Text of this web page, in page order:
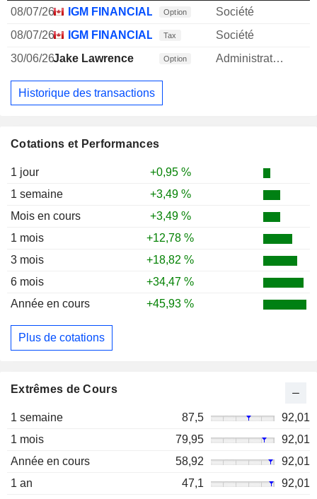
Cotations et Performances
1 jour
+0,95 %
1 semaine
+3,49 %
Mois en cours
+3,49 %
1 mois
+12,78 %
3 mois
+18,82 %
6 mois
+34,47 %
Année en cours
+45,93 %
Plus de cotations
Extrêmes de Cours
1 semaine 87,5
92,01
1 mois
79,95
92,01
Année en cours
58,92
92,01
1 an
47,1
92,01
08/07/26
IGM FINANCIAL, INC.
Option
Société
08/07/26
IGM FINANCIAL, INC.
Tax
Société
30/06/26Jake Lawrence Option Administrateur
Historique des transactions